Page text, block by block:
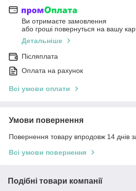
Ви отримаєте замовлення
або гроші повернуться на вашу
Детальніше
Післяплата
Оплата на рахунок
Всі умови оплати
Умови повернення
Повернення товару впродовж 14 днів
Всі умови повернення
Подібні товари компанії